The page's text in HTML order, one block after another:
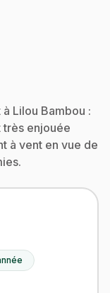
Lilou Bambou :
très enjouée
à vent en vue de